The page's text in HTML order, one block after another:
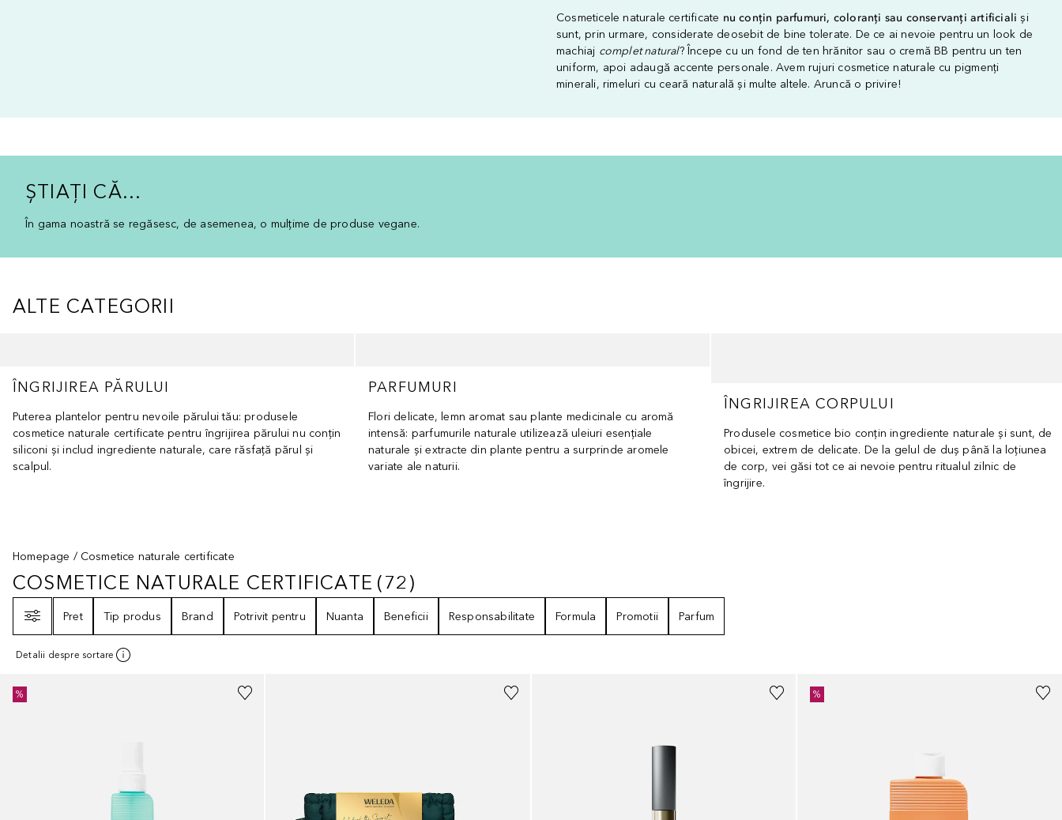
Cosmeticele naturale certificate nu conțin parfumuri, coloranți sau conservanți artificiali și
sunt, prin urmare, considerate deosebit de bine tolerate. De ce ai nevoie pentru un look de
machiaj complet natural? Începe cu un fond de ten hrănitor sau o cremă BB pentru un ten
uniform, apoi adaugă accente personale. Avem rujuri cosmetice naturale cu pigmenți
minerali, rimeluri cu ceară naturală și multe altele. Aruncă o privire!
ȘTIAȚI CĂ...
În gama noastră se regăsesc, de asemenea, o mulțime de produse vegane.
ALTE CATEGORII
ÎNGRIJIREA PĂRULUI
Puterea plantelor pentru nevoile părului tău: produsele
cosmetice naturale certificate pentru îngrijirea părului nu conțin
siliconi și includ ingrediente naturale, care răsfață părul și
scalpul.
PARFUMURI
Flori delicate, lemn aromat sau plante medicinale cu aromă
intensă: parfumurile naturale utilizează uleiuri esențiale
naturale și extracte din plante pentru a surprinde aromele
variate ale naturii.
ÎNGRIJIREA CORPULUI
Produsele cosmetice bio conțin ingrediente naturale și sunt, de
obicei, extrem de delicate. De la gelul de duș până la loțiunea
de corp, vei găsi tot ce ai nevoie pentru ritualul zilnic de
îngrijire.
Homepage Cosmetice naturale certificate
COSMETICE NATURALE CERTIFICATE72REZULTATE
COSMETICE NATURALE CERTIFICATE (72 )
Pret
Tip produs Brand Potrivit pentru Nuanta Beneficii Responsabilitate Formula Promotii Parfum
Detalii despre sortare
% %